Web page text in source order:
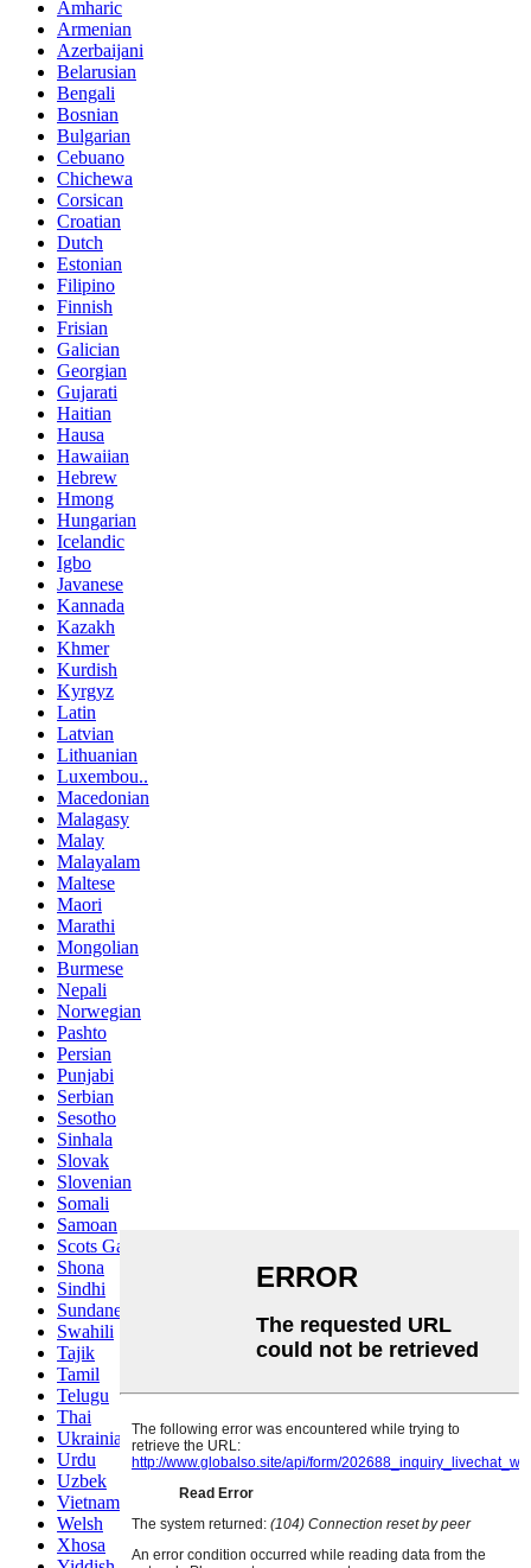
Amharic
Armenian
Azerbaijani
Belarusian
Bengali
Bosnian
Bulgarian
Cebuano
Chichewa
Corsican
Croatian
Dutch
Estonian
Filipino
Finnish
Frisian
Galician
Georgian
Gujarati
Haitian
Hausa
Hawaiian
Hebrew
Hmong
Hungarian
Icelandic
Igbo
Javanese
Kannada
Kazakh
Khmer
Kurdish
Kyrgyz
Latin
Latvian
Lithuanian
Luxembou..
Macedonian
Malagasy
Malay
Malayalam
Maltese
Maori
Marathi
Mongolian
Burmese
Nepali
Norwegian
Pashto
Persian
Punjabi
Serbian
Sesotho
Sinhala
Slovak
Slovenian
Somali
Samoan
Scots Gaelic
Shona
Sindhi
Sundanese
Swahili
Tajik
Tamil
Telugu
Thai
Ukrainian
Urdu
Uzbek
Vietnamese
Welsh
Xhosa